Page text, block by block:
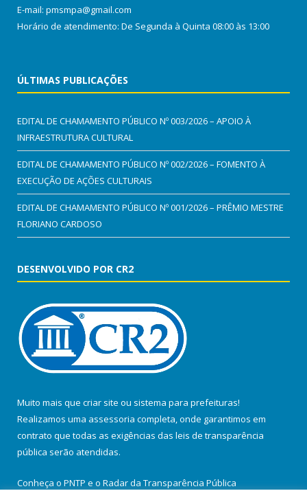
E-mail: pmsmpa@gmail.com
Horário de atendimento: De Segunda à Quinta 08:00 às 13:00
ÚLTIMAS PUBLICAÇÕES
EDITAL DE CHAMAMENTO PÚBLICO Nº 003/2026 – APOIO À
INFRAESTRUTURA CULTURAL
EDITAL DE CHAMAMENTO PÚBLICO Nº 002/2026 – FOMENTO À
EXECUÇÃO DE AÇÕES CULTURAIS
EDITAL DE CHAMAMENTO PÚBLICO Nº 001/2026 – PRÊMIO MESTRE
FLORIANO CARDOSO
DESENVOLVIDO POR CR2
Muito mais que criar site ou sistema para prefeituras!
Realizamos uma assessoria completa, onde garantimos em
contrato que todas as exigências das leis de transparência
pública serão atendidas.
Conheça o PNTP e o Radar da Transparência Pública